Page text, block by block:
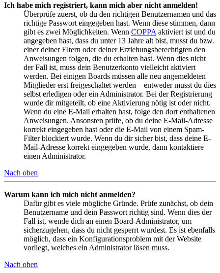
Ich habe mich registriert, kann mich aber nicht anmelden!
Überprüfe zuerst, ob du den richtigen Benutzernamen und das
richtige Passwort eingegeben hast. Wenn diese stimmen, dann
gibt es zwei Möglichkeiten. Wenn COPPA aktiviert ist und du
angegeben hast, dass du unter 13 Jahre alt bist, musst du bzw.
einer deiner Eltern oder deiner Erziehungsberechtigten den
Anweisungen folgen, die du erhalten hast. Wenn dies nicht
der Fall ist, muss dein Benutzerkonto vielleicht aktiviert
werden. Bei einigen Boards müssen alle neu angemeldeten
Mitglieder erst freigeschaltet werden – entweder musst du dies
selbst erledigen oder ein Administrator. Bei der Registrierung
wurde dir mitgeteilt, ob eine Aktivierung nötig ist oder nicht.
Wenn du eine E-Mail erhalten hast, folge den dort enthaltenen
Anweisungen. Ansonsten prüfe, ob du deine E-Mail-Adresse
korrekt eingegeben hast oder die E-Mail von einem Spam-
Filter blockiert wurde. Wenn du dir sicher bist, dass deine E-
Mail-Adresse korrekt eingegeben wurde, dann kontaktiere
einen Administrator.
Nach oben
Warum kann ich mich nicht anmelden?
Dafür gibt es viele mögliche Gründe. Prüfe zunächst, ob dein
Benutzername und dein Passwort richtig sind. Wenn dies der
Fall ist, wende dich an einen Board-Administrator, um
sicherzugehen, dass du nicht gesperrt wurdest. Es ist ebenfalls
möglich, dass ein Konfigurationsproblem mit der Website
vorliegt, welches ein Administrator lösen muss.
Nach oben